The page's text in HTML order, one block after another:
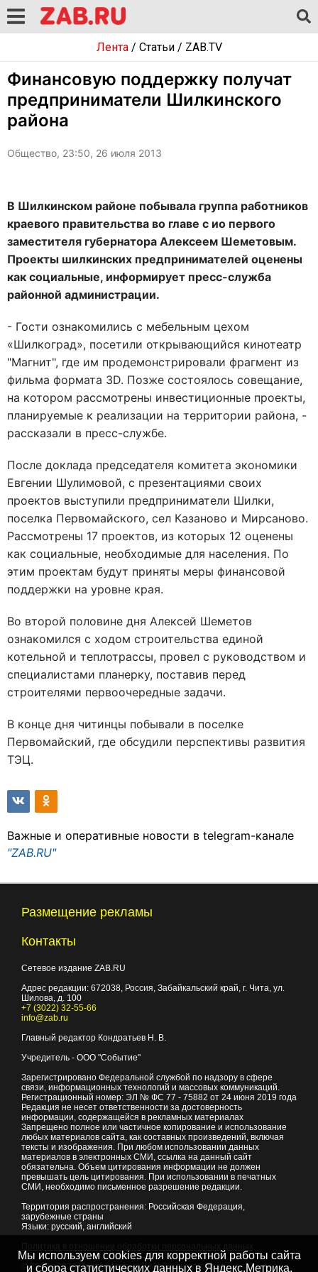
Лента/ Статьи/ ZAB.TV
Финансовую поддержку получат
предприниматели Шилкинского
района
Общество, 23:50, 26 июля 2013
В Шилкинском районе побывала группа работников
краевого правительства во главе с ио первого
заместителя губернатора Алексеем Шеметовым.
Проекты шилкинских предпринимателей оценены
как социальные, информирует пресс-служба
районной администрации.
- Гости ознакомились с мебельным цехом
«Шилкоград», посетили открывающийся кинотеатр
"Магнит", где им продемонстрировали фрагмент из
фильма формата 3D. Позже состоялось совещание,
на котором рассмотрены инвестиционные проекты,
планируемые к реализации на территории района, -
рассказали в пресс-службе.
После доклада председателя комитета экономики
Евгении Шулимовой, с презентациями своих
проектов выступили предприниматели Шилки,
поселка Первомайского, сел Казаново и Мирсаново.
Рассмотрены 17 проектов, из которых 12 оценены
как социальные, необходимые для населения. По
этим проектам будут приняты меры финансовой
поддержки на уровне края.
Во второй половине дня Алексей Шеметов
ознакомился с ходом строительства единой
котельной и теплотрассы, провел с руководством и
специалистами планерку, поставив перед
строителями первоочередные задачи.
В конце дня читинцы побывали в поселке
Первомайский, где обсудили перспективы развития
ТЭЦ.
Важные и оперативные новости в telegram-канале
"ZAB.RU"
Размещение рекламы
Контакты
Сетевое издание ZAB.RU
Адрес редакции: 672038, Россия, Забайкальский край, г. Чита, ул.
Шилова, д. 100
+7 (3022) 32-55-66
info@zab.ru
Главный редактор Кондратьев Н. В.
Учредитель - ООО "Событие"
Зарегистрировано Федеральной службой по надзору в сфере
связи, информационных технологий и массовых коммуникаций.
Регистрационный номер: ЭЛ № ФС 77 - 75882 от 24 июня 2019 года
Редакция не несет ответственности за достоверность
информации, содержащейся в рекламных материалах
Запрещено полное или частичное копирование и использование
любых материалов сайта, как составных произведений, включая
тексты и изображения. При любом использовании данных
материалов в электронных СМИ, ссылка на данный сайт
обязательна. Объем цитирования информации не должен
превышать цель цитирования. При использовании в печатных
СМИ, необходимо письменное разрешение редакции.
Территория распространения: Российская Федерация,
зарубежные страны
Языки: русский, английский
© 2007 - 2026Портал Читы и Забайкальского края
Мы используем cookies для корректной работы сайта
и сбора статистических данных в Яндекс.Метрика,